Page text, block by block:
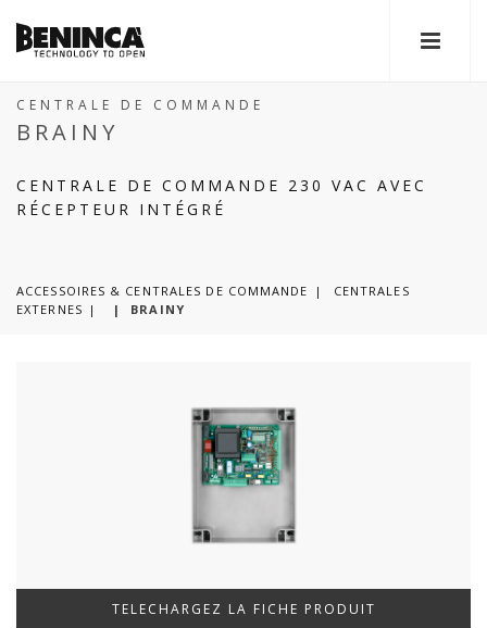
CENTRALE DE COMMANDE
BRAINY
CENTRALE DE COMMANDE 230 VAC AVEC
RÉCEPTEUR INTÉGRÉ
ACCESSOIRES & CENTRALES DE COMMANDE
CENTRALES
EXTERNES
| BRAINY
TELECHARGEZ LA FICHE PRODUIT